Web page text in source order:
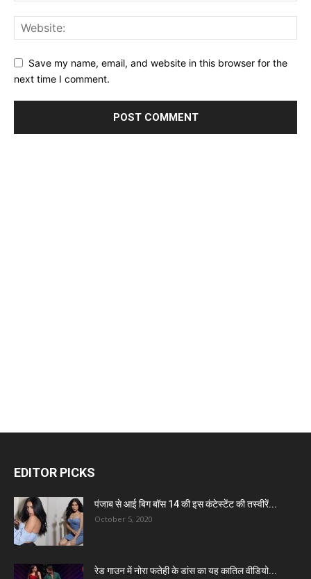
Save my name, email, and website in this browser for the
next time I comment.
EDITOR PICKS
पंजाब से आई बिग बॉस 14 की इस कंटेस्टेंट की तस्वीरें...
October 5, 2020
रेड गाउन में नोरा फतेही के डांस का यह कातिल वीडियो...